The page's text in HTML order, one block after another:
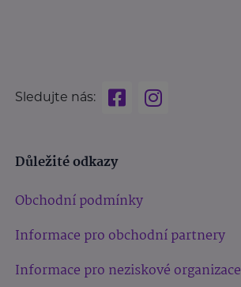
Sledujte nás:
Důležité odkazy
Obchodní podmínky
Informace pro obchodní partnery
Informace pro neziskové organizace